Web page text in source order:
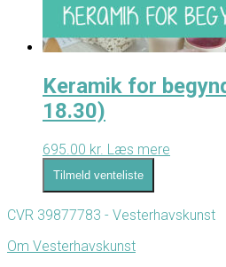
Keramik for
18.30)
695.00 kr. Læs mere
Tilmeld venteliste
CVR 39877783 - Vesterhavskunst
Om Vesterhavskunst